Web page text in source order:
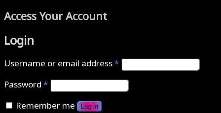
Access Your Account
Login
Username or email address*
Password*
Remember me
Log in